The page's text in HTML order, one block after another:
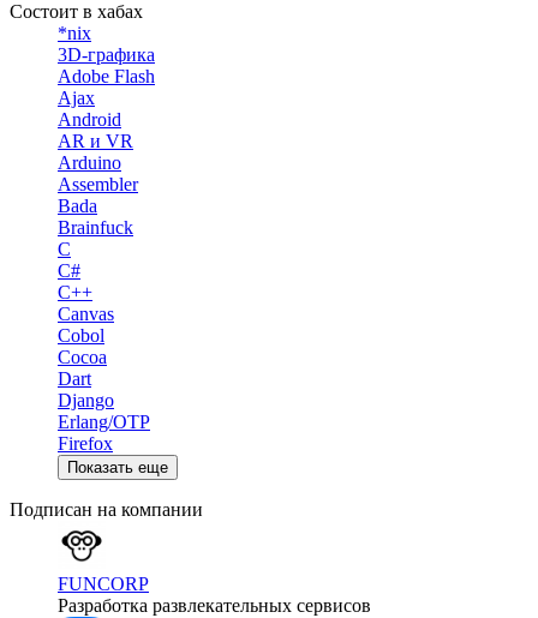
Состоит в хабах
*nix
3D-графика
Adobe Flash
Ajax
Android
AR и VR
Arduino
Assembler
Bada
Brainfuck
C
C#
C++
Canvas
Cobol
Cocoa
Dart
Django
Erlang/OTP
Firefox
Показать еще
Подписан на компании
FUNCORP
Разработка развлекательных сервисов